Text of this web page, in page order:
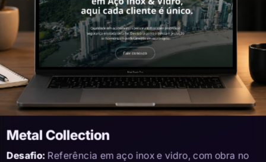
Metal Collection
Desafio:Referência em aço inox e vidro, com obra no